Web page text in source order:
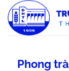
qua
nội
Phong